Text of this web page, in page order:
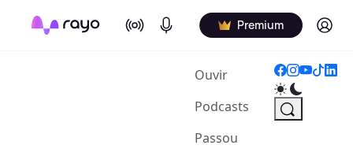
On Air Podcasts Premium Log in
Ouvir(current)
Podcasts
Passou